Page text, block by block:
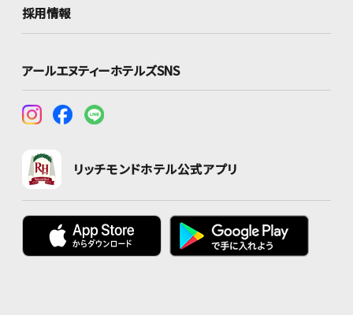
採用情報
アールエヌティーホテルズSNS
リッチモンドホテル公式アプリ